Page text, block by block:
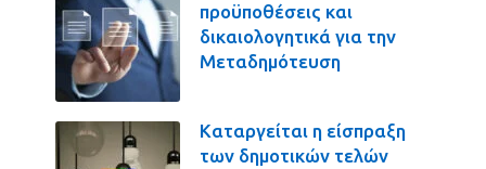
προϋποθέσεις και
δικαιολογητικά για την
Μεταδημότευση
Καταργείται η είσπραξη
των δημοτικών τελών